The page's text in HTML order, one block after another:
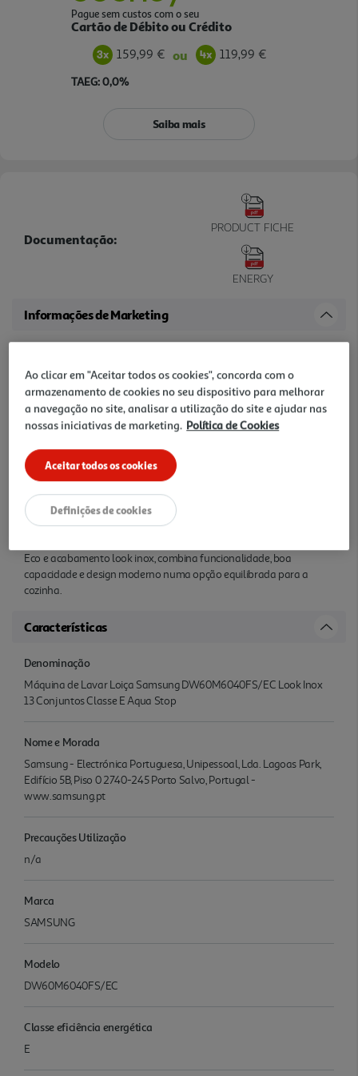
Pague sem custos com o seu
Cartão de Débito ou Crédito
159,99 € ou 119,99 €
TAEG: 0,0%
Saiba mais
Documentação:
PRODUCT FICHE
ENERGY
Informações de Marketing
flexibilidade e conveniência no dia a dia. Com capacidade para 13
conjuntos e classe energética E, adapta-se bem a famílias e a
utilizações fr equentes, permitindo lavar mais loiça de uma só vez.
Conta com 13 programas e 4 temperaturas, oferecendo maior
versatilidade para diferentes tipos de carga e necessidades de
lavagem. O cesto superior ajustável em altura facilita a
organização de pratos, c opos e utensílios maiores, enquanto as
grelhas e suporte de copos rebatíveis ajudam a otimizar o espaço
interior. Inclui ainda pré-lavagem, programação antecipada, início
diferido, meia carga e Aqua Stop, reforçando a comodidade e a
Eco e acabamento look inox, combina funcionalidade, boa
capacidade e design moderno numa opção equilibrada para a
cozinha.
Características
Denominação
Máquina de Lavar Loiça Samsung DW60M6040FS/EC Look Inox
13 Conjuntos Classe E Aqua Stop
Nome e Morada
Samsung - Electrónica Portuguesa, Unipessoal, Lda. Lagoas Park,
Edifício 5B, Piso 0 2740-245 Porto Salvo, Portugal -
www.samsung.pt
Precauções Utilização
n/a
Marca
SAMSUNG
Modelo
DW60M6040FS/EC
Classe eficiência energética
E
Ao clicar em "Aceitar todos os cookies", concorda com o
armazenamento de cookies no seu dispositivo para melhorar
a navegação no site, analisar a utilização do site e ajudar nas
nossas iniciativas de marketing. Política de Cookies
Aceitar todos os cookies
Definições de cookies